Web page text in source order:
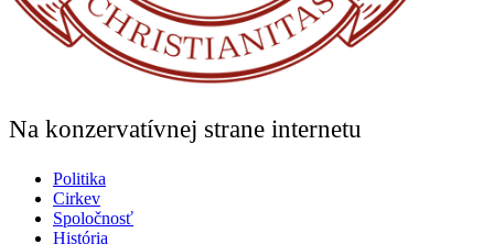
Na konzervatívnej strane internetu
Politika
Cirkev
Spoločnosť
História